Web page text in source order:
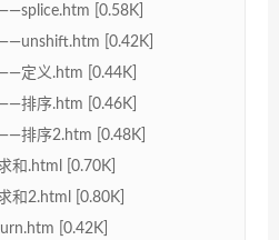
[0.58K]
[0.42K]
定义.htm [0.44K]
排序.htm [0.46K]
排序2.htm [0.48K]
和.html [0.70K]
和2.html [0.80K]
[0.42K]